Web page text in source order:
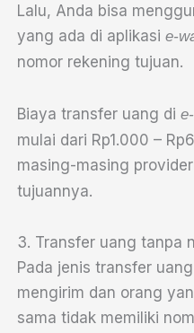
Lalu, Anda bisa
yang ada di aplikasie-
nomor rekening tujuan.
Biaya transfer uang di
mulai dari Rp1.000 –
masing-masing
tujuannya.
3. Transfer uang tanpa
Pada jenis transfer
mengirim dan orang
sama tidak memiliki